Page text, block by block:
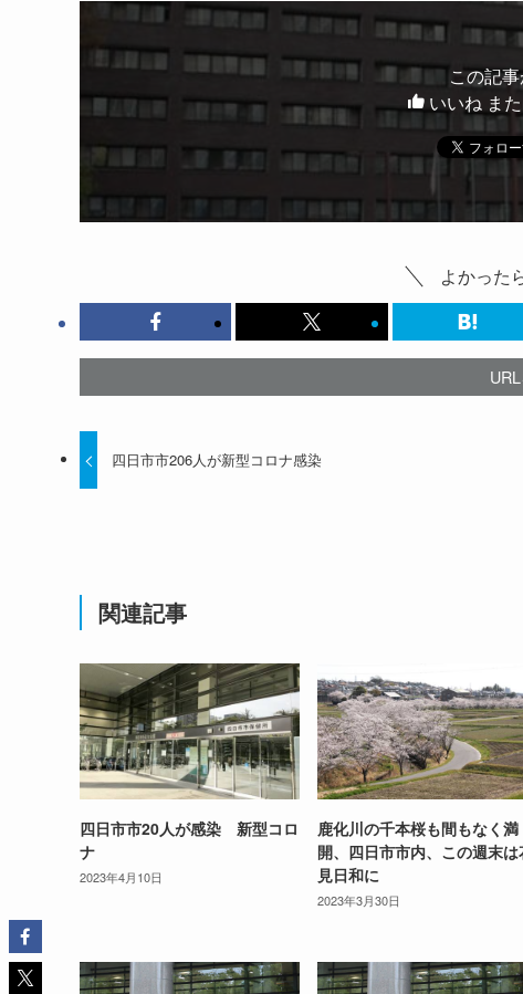
この記
いいね ま
よかった
四日市市206人が新型コロナ感染
関連記事
四日市市20人が感染 新型コロ
ナ
2023年4月10日
鹿化川の千本桜も間もなく満
開、四日市市内、この週末は
見日和に
2023年3月30日